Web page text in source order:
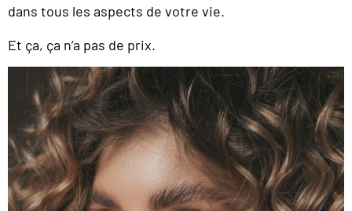
dans tous les aspects de votre vie.
Et ça, ça n’a pas de prix.